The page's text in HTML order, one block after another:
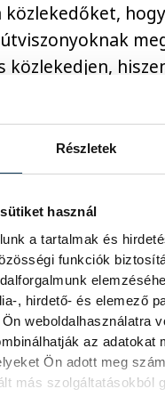
Részletek
használ
a tartalmak és
funkciók
, hirdető- és elemező
weboldalhasználatra
az adatokat
Ön adott meg
más szolgáltatásokból
közlekedőket,
közlekedjen,
felelősség.
közlekedés
SZERZŐ
vehir.hu